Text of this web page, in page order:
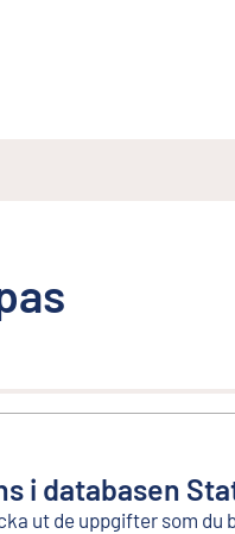
i databasen
ut de uppgifter som